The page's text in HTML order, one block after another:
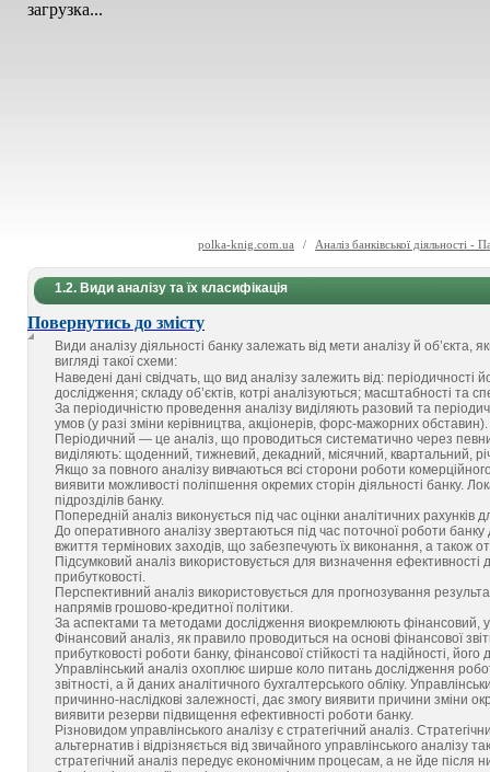
загрузка...
polka-knig.com.ua / Аналіз банківської діяльності -
1.2. Види аналізу та їх класифікація
Повернутись до змісту
Види аналізу діяльності банку залежать від мети аналізу й
вигляді такої схеми:
Наведені дані свідчать, що вид аналізу залежить від:
дослідження; складу об’єктів, котрі аналізуються; масштабності та
За періодичністю проведення аналізу виділяють разовий та
умов (у разі зміни керівництва, акціонерів, форс-мажорних обставин).
Періодичний — це аналіз, що проводиться систематично через
виділяють: щоденний, тижневий, декадний, місячний, квартальний,
Якщо за повного аналізу вивчаються всі сторони роботи
виявити можливості поліпшення окремих сторін діяльності банку.
підрозділів банку.
Попередній аналіз виконується під час оцінки аналітичних
До оперативного аналізу звертаються під час поточної роботи
вжиття термінових заходів, що забезпечують їх виконання, а також
Підсумковий аналіз використовується для визначення
прибутковості.
Перспективний аналіз використовується для прогнозування
напрямів грошово-кредитної політики.
За аспектами та методами дослідження виокремлюють фінансовий,
Фінансовий аналіз, як правило проводиться на основі фінансової
прибутковості роботи банку, фінансової стійкості та надійності, його
Управлінський аналіз охоплює ширше коло питань дослідження
звітності, а й даних аналітичного бухгалтерського обліку.
причинно-наслідкові залежності, дає змогу виявити причини зміни
виявити резерви підвищення ефективності роботи банку.
Різновидом управлінського аналізу є стратегічний аналіз.
альтернатив і відрізняється від звичайного управлінського аналізу
стратегічний аналіз передує економічним процесам, а не йде після